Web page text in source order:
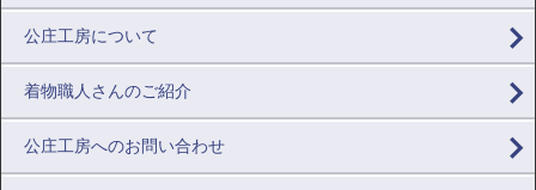
公庄工房について
着物職人さんのご紹介
公庄工房へのお問い合わせ